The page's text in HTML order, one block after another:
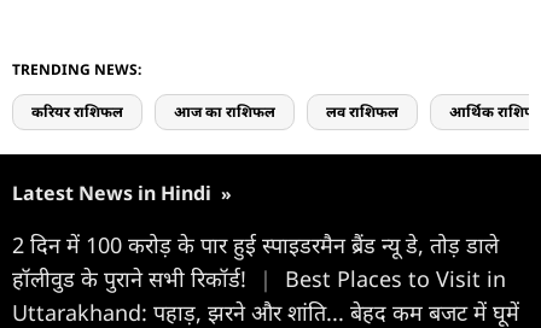
TRENDING NEWS:
करियर राशिफल आज का राशिफल लव राशिफल आर्थिक
Latest News in Hindi »
2 दिन में 100 करोड़ के पार हुई स्पाइडरमैन ब्रैंड न्यू डे, तोड़ डाले
हॉलीवुड के पुराने सभी रिकॉर्ड!
|
Best Places to Visit in
Uttarakhand: पहाड़, झरने और शांति... बेहद कम बजट में घूमें